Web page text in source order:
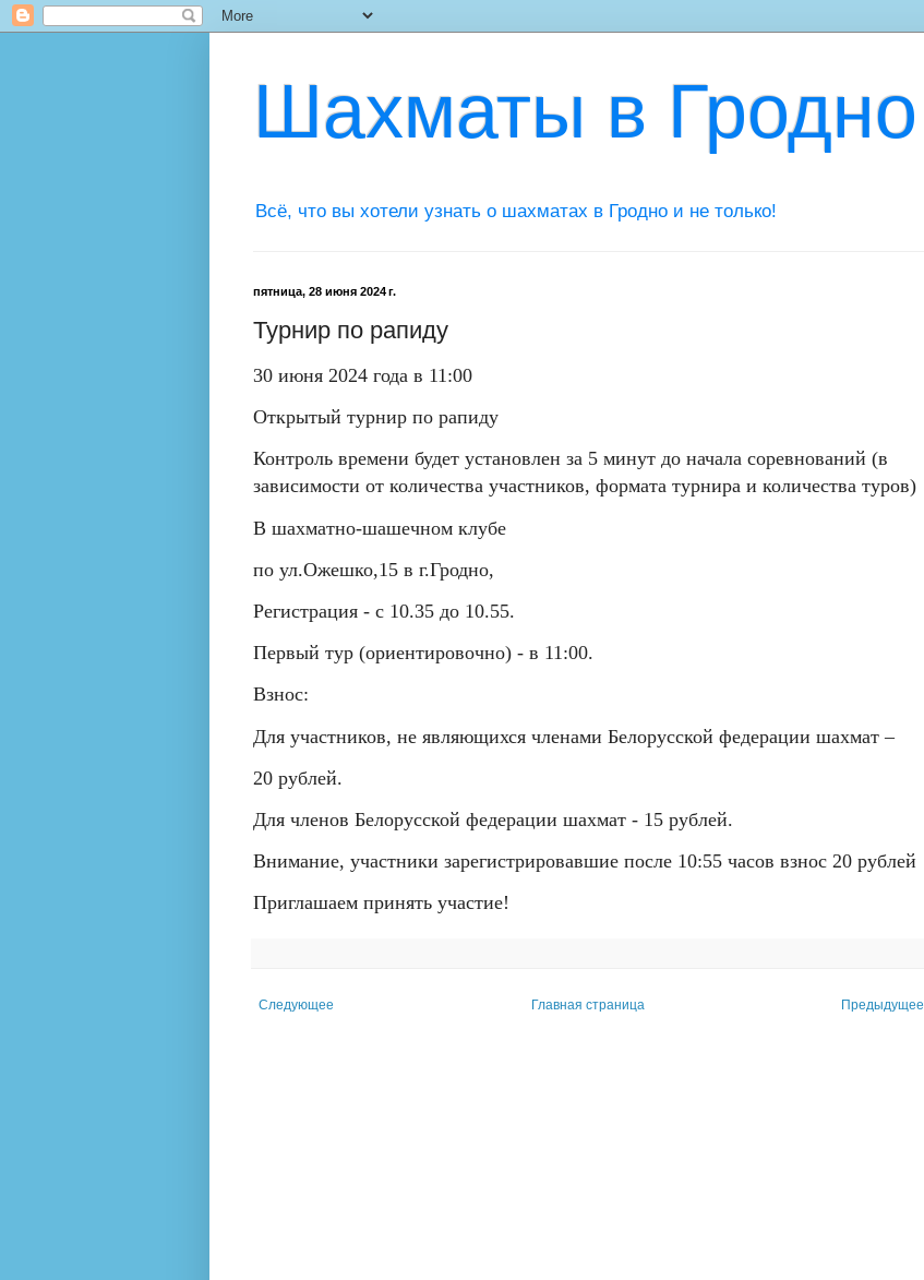
Шахматы в Гродно
Всё, что вы хотели узнать о шахматах в Гродно и не только!
пятница, 28 июня 2024 г.
Турнир по рапиду
30 июня 2024 года в 11:00
Открытый турнир по рапиду
Контроль времени будет установлен за 5 минут до начала соревнований (в
зависимости от количества участников, формата турнира и количества туров)
В шахматно-шашечном клубе
по ул.Ожешко,15 в г.Гродно,
Регистрация - с 10.35 до 10.55.
Первый тур (ориентировочно) - в 11:00.
Взнос:
Для участников, не являющихся членами Белорусской федерации шахмат –
20 рублей.
Для членов Белорусской федерации шахмат - 15 рублей.
Внимание, участники зарегистрировавшие после 10:55 часов взнос 20 рублей
Приглашаем принять участие!
Следующее Предыдущее
Главная страница